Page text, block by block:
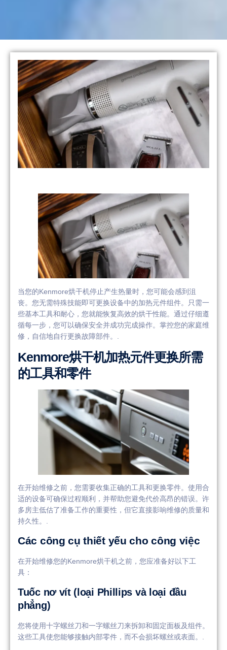
当您的Kenmore烘干机停止产生热量时，您可能会感到沮
丧。您无需特殊技能即可更换设备中的加热元件组件。只需一
些基本工具和耐心，您就能恢复高效的烘干性能。通过仔细遵
循每一步，您可以确保安全并成功完成操作。掌控您的家庭维
修，自信地自行更换故障部件。.
Kenmore烘干机加热元件更换所需
的工具和零件
在开始维修之前，您需要收集正确的工具和更换零件。使用合
适的设备可确保过程顺利，并帮助您避免代价高昂的错误。许
多房主低估了准备工作的重要性，但它直接影响维修的质量和
持久性。.
Các công cụ thiết yếu cho công việc
在开始维修您的Kenmore烘干机之前，您应准备好以下工
具：
Tuốc nơ vít (loại Phillips và loại đầu
phẳng)
您将使用十字螺丝刀和一字螺丝刀来拆卸和固定面板及组件。
这些工具使您能够接触内部零件，而不会损坏螺丝或表面。.